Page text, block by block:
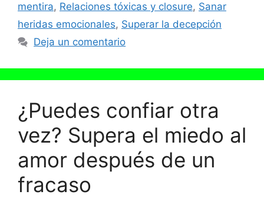
mentira, Relaciones tóxicas y closure, Sanar
heridas emocionales, Superar la decepción
Deja un comentario
¿Puedes confiar otra
vez? Supera el miedo al
amor después de un
fracaso